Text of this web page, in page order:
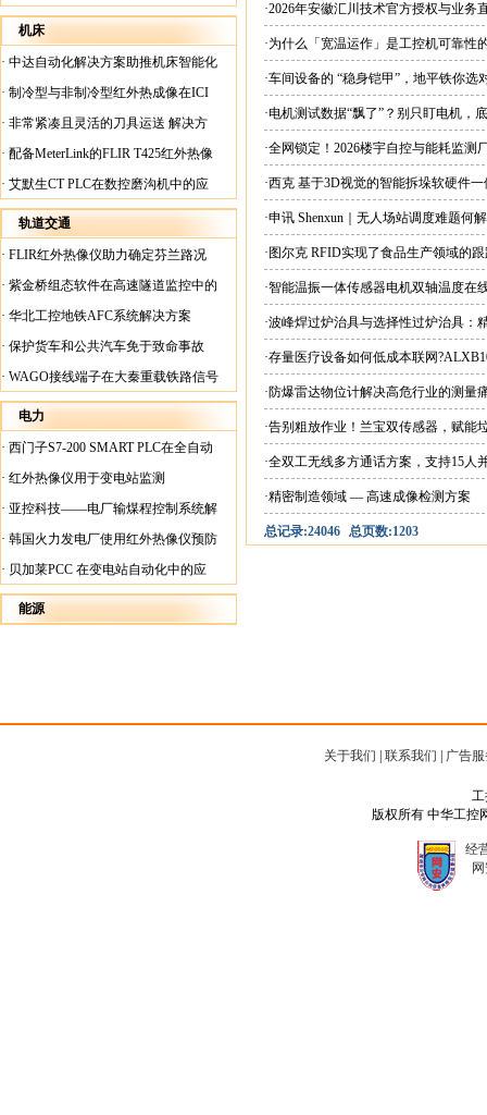
机床
· 中达自动化解决方案助推机床智能化
升级
· 制冷型与非制冷型红外热成像在ICI
工厂内完美配合
· 非常紧凑且灵活的刀具运送 解决方
案
· 配备MeterLink的FLIR T425红外热像
仪帮助Medite Europe Ltd加快红外检测
工作速度
· 艾默生CT PLC在数控磨沟机中的应
用
轨道交通
· FLIR红外热像仪助力确定芬兰路况
· 紫金桥组态软件在高速隧道监控中的
应用
· 华北工控地铁AFC系统解决方案
· 保护货车和公共汽车免于致命事故
· WAGO接线端子在大秦重载铁路信号
楼设备中的应用
电力
· 西门子S7-200 SMART PLC在全自动
蓄电池短路内阻检测机上的应用
· 红外热像仪用于变电站监测
· 亚控科技——电厂输煤程控制系统解
决方案
· 韩国火力发电厂使用红外热像仪预防
火灾
· 贝加莱PCC 在变电站自动化中的应
用
能源
·2026年安徽汇川技术官方授权与业务
现货直供平台
·为什么「宽温运作」是工控机可靠性
·车间设备的 “稳身铠甲”，地平铁你选
·电机测试数据“飘了”？别只盯电机，
·全网锁定！2026楼宇自控与能耗监
·西克 基于3D视觉的智能拆垛软硬件
·申讯 Shenxun｜无人场站调度难题何
·图尔克 RFID实现了食品生产领域的
·智能温振一体传感器电机双轴温度在
·波峰焊过炉治具与选择性过炉治具：
·存量医疗设备如何低成本联网
·防爆雷达物位计解决高危行业的测量
·告别粗放作业！兰宝双传感器，赋能
·全双工无线多方通话方案，支持15人
·精密制造领域 — 高速成像检测方案
总记录:24046 总页数:1203
关于我们 联系我们 广告
工
版权所有 中华工控
经